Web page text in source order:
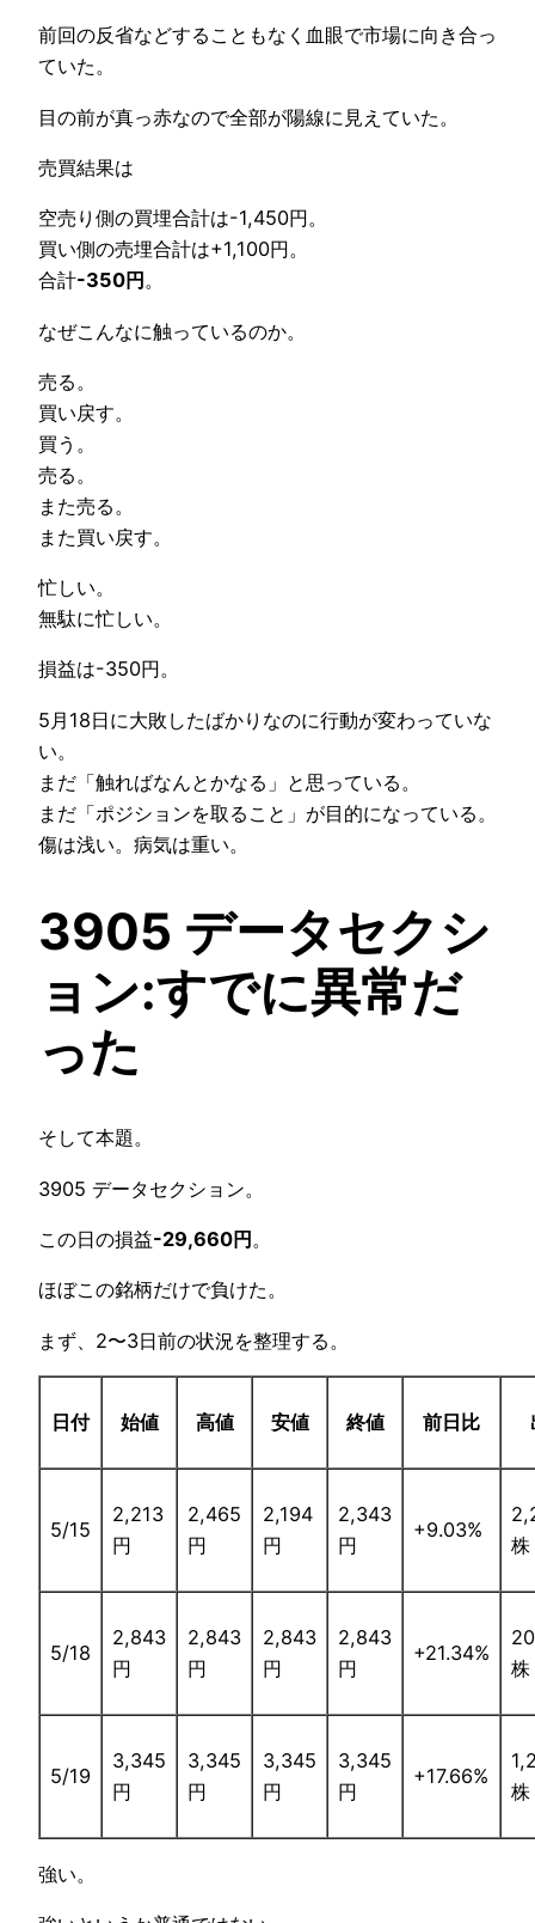
前回の反省などすることもなく血眼で市場に向き合っ
ていた。
目の前が真っ赤なので全部が陽線に見えていた。
売買結果は
空売り側の買埋合計は-1,450円。
買い側の売埋合計は+1,100円。
合計-350円 。
なぜこんなに触っているのか。
売る。
買い戻す。
買う。
売る。
また売る。
また買い戻す。
忙しい。
無駄に忙しい。
損益は-350円。
5月18日に大敗したばかりなのに行動が変わっていな
い。
まだ「触ればなんとかなる」と思っている。
まだ「ポジションを取ること」が目的になっている。
傷は浅い。病気は重い。
3905 データセクシ
ョン:すでに異常だ
った
そして本題。
3905 データセクション。
この日の損益-29,660円。
ほぼこの銘柄だけで負けた。
まず、2〜3日前の状況を整理する。
日付 始値 高値 安値 終値 前日比
5/15
2,213
円
2,465
円
2,194
円
2,343
円
+9.03%
株
5/18
2,843
円
2,843
円
2,843
円
2,843
円
+21.34%
株
5/19
3,345
円
3,345
円
3,345
円
3,345
円
+17.66%
株
強い。